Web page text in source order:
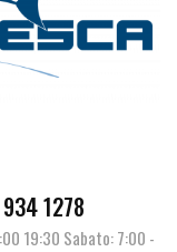
1278
19:30 Sabato: 7:00 -